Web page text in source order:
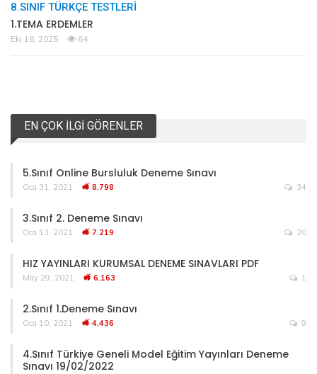
8.SINIF TÜRKÇE TESTLERİ
1.TEMA ERDEMLER
Eki 18, 2025 64
EN ÇOK İLGI GÖRENLER
5.Sınıf Online Bursluluk Deneme Sınavı
Oca 31, 2021 8.798 34
3.Sınıf 2. Deneme Sınavı
Oca 13, 2021 7.219 20
HIZ YAYINLARI KURUMSAL DENEME SINAVLARI PDF
May 29, 2021 6.163 1
2.Sınıf 1.Deneme Sınavı
Oca 10, 2021 4.436 9
4.Sınıf Türkiye Geneli Model Eğitim Yayınları Deneme
Sınavı 19/02/2022